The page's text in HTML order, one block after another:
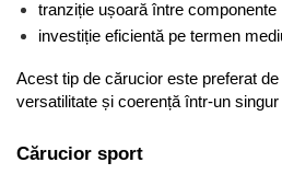
tranziție ușoară între componente
investiție eficientă pe termen
Acest tip de cărucior este preferat
versatilitate și coerență într-un
Cărucior sport